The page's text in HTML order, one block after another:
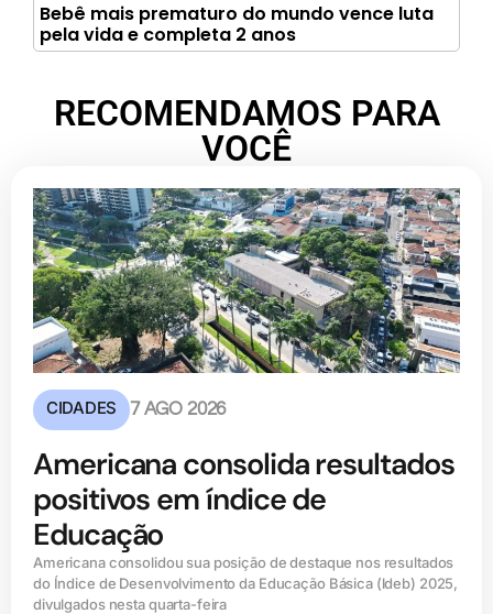
Bebê mais prematuro do mundo vence luta
pela vida e completa 2 anos
RECOMENDAMOS PARA
VOCÊ
CIDADES 7 AGO 2026
Americana consolida resultados
positivos em índice de
Educação
Americana consolidou sua posição de destaque nos resultados
do Índice de Desenvolvimento da Educação Básica (ldeb) 2025,
divulgados nesta quarta-feira